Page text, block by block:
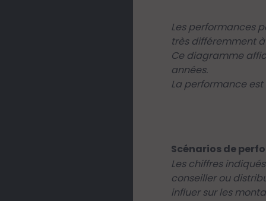
Les performances
très différemment
Ce diagramme
années.
La performance
Scénarios de
Les chiffres
conseiller ou
influer sur les